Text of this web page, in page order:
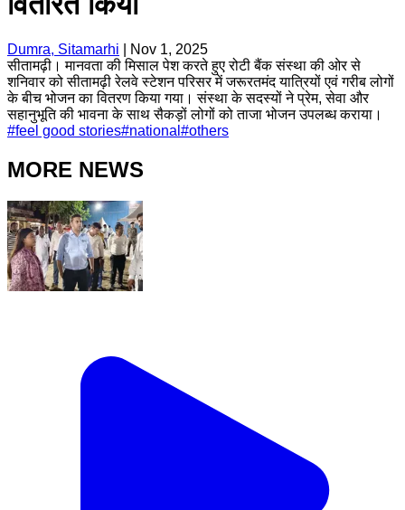
Dumra, Sitamarhi
Nov 1, 2025
सीतामढ़ी। मानवता की मिसाल पेश करते हुए रोटी बैंक संस्था की ओर से
शनिवार को सीतामढ़ी रेलवे स्टेशन परिसर में जरूरतमंद यात्रियों एवं गरीब लोगों
के बीच भोजन का वितरण किया गया। संस्था के सदस्यों ने प्रेम, सेवा और
सहानुभूति की भावना के साथ सैकड़ों लोगों को ताजा भोजन उपलब्ध कराया।
#feel good stories#national #others
MORE NEWS